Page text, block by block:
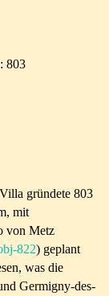
803
gründete 803
mit
von Metz
822) geplant
was die
Germigny-des-